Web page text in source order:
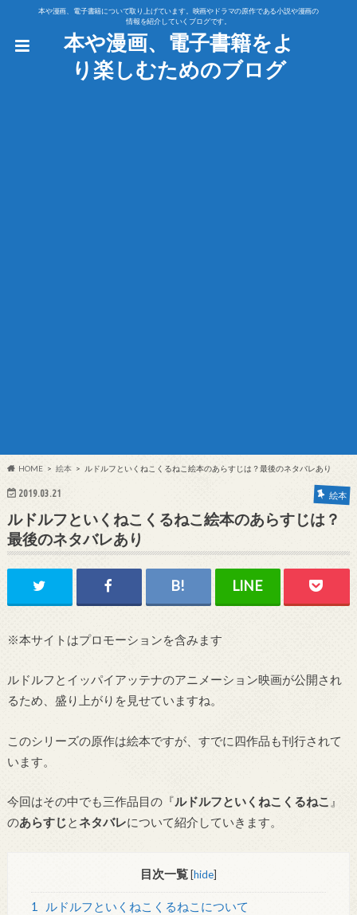
本や漫画、電子書籍について取り上げています。映画やドラマの原作である小説や漫画の
情報を紹介していくブログです。
本や漫画、電子書籍をよ
り楽しむためのブログ
HOME 絵本 ルドルフといくねこくるねこ絵本のあらすじは？最後のネタバレあり
2019.03.21 絵本
ルドルフといくねこくるねこ絵本のあらすじは？
最後のネタバレあり
※本サイトはプロモーションを含みます
ルドルフとイッパイアッテナのアニメーション映画が公開され
るため、盛り上がりを見せていますね。
このシリーズの原作は絵本ですが、すでに四作品も刊行されて
います。
今回はその中でも三作品目の『ルドルフといくねこくるねこ 』
のあらすじとネタバレについて紹介していきます。
目次一覧 [hide]
1 ルドルフといくねこくるねこについて